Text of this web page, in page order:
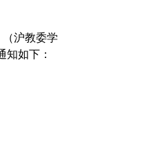
沪教委学
知如下：